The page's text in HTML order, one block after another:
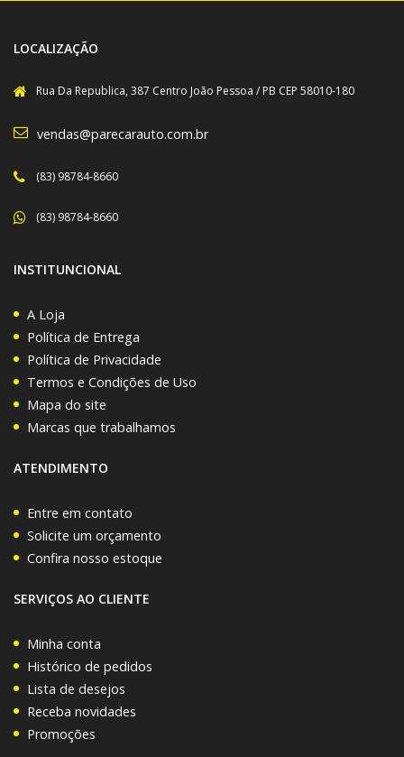
LOCALIZAÇÃO
Rua Da Republica, 387 Centro João Pessoa / PB CEP 58010-180
vendas@parecarauto.com.br
(83) 98784-8660
(83) 98784-8660
INSTITUNCIONAL
A Loja
Política de Entrega
Política de Privacidade
Termos e Condições de Uso
Mapa do site
Marcas que trabalhamos
ATENDIMENTO
Entre em contato
Solicite um orçamento
Confira nosso estoque
SERVIÇOS AO CLIENTE
Minha conta
Histórico de pedidos
Lista de desejos
Receba novidades
Promoções